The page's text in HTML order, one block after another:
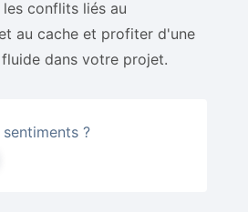
conflits liés au
au cache et profiter d'une
dans votre projet.
?